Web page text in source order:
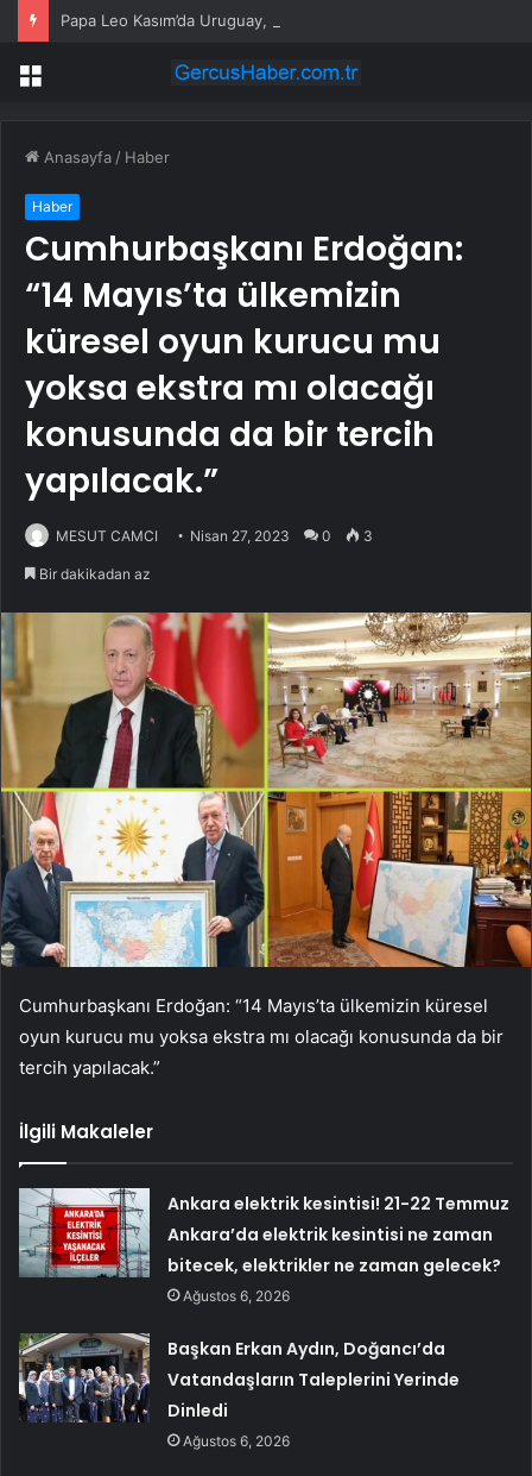
Menü
Anasayfa / Haber
Haber
Cumhurbaşkanı Erdoğan:
“14 Mayıs’ta ülkemizin
küresel oyun kurucu mu
yoksa ekstra mı olacağı
konusunda da bir tercih
yapılacak.”
MESUT CAMCI Nisan 27, 2023 0 3
Bir dakikadan az
Cumhurbaşkanı Erdoğan: “14 Mayıs’ta ülkemizin küresel
oyun kurucu mu yoksa ekstra mı olacağı konusunda da bir
tercih yapılacak.”
İlgili Makaleler
Ankara elektrik kesintisi! 21-22 Temmuz
Ankara’da elektrik kesintisi ne zaman
bitecek, elektrikler ne zaman gelecek?
Ağustos 6, 2026
Başkan Erkan Aydın, Doğancı’da
Vatandaşların Taleplerini Yerinde
Dinledi
Ağustos 6, 2026